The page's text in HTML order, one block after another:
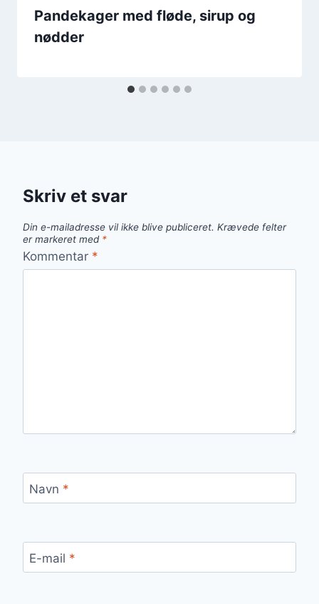
Pandekager med fløde, sirup og
nødder
Skriv et svar
Din e-mailadresse vil ikke blive publiceret. Krævede felter
er markeret med *
Kommentar *
Navn *
E-mail *